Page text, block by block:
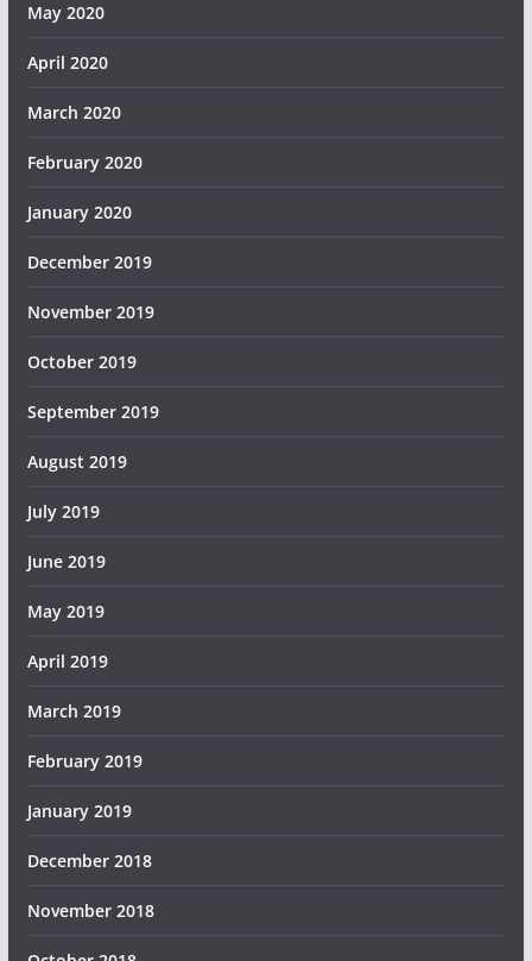
May 2020
April 2020
March 2020
February 2020
January 2020
December 2019
November 2019
October 2019
September 2019
August 2019
July 2019
June 2019
May 2019
April 2019
March 2019
February 2019
January 2019
December 2018
November 2018